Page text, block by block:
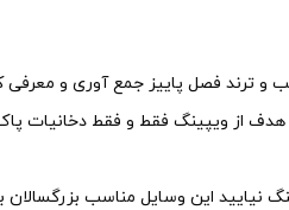
و ترند فصل پاییز جمع آوری و معرفی
هدف از ویپینگ فقط و فقط دخانیات
ویپینگ نیایید این وسایل مناسب